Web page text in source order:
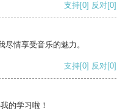
支持[0] 反对[0]
情享受音乐的魅力。
支持[0] 反对[0]
的学习啦！